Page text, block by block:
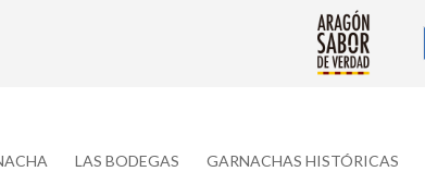
LAS BODEGAS GARNACHAS HISTÓRICAS